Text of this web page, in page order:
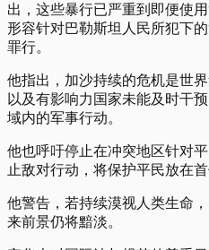
出，这些暴行已严重到即便使
形容针对巴勒斯坦人民所犯下
罪行。
他指出，加沙持续的危机是世
以及有影响力国家未能及时干
域内的军事行动。
他也呼吁停止在冲突地区针对
止敌对行动，将保护平民放在首
他警告，若持续漠视人类生命
来前景仍将黯淡。